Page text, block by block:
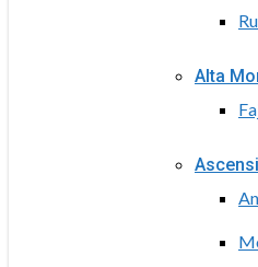
Alta